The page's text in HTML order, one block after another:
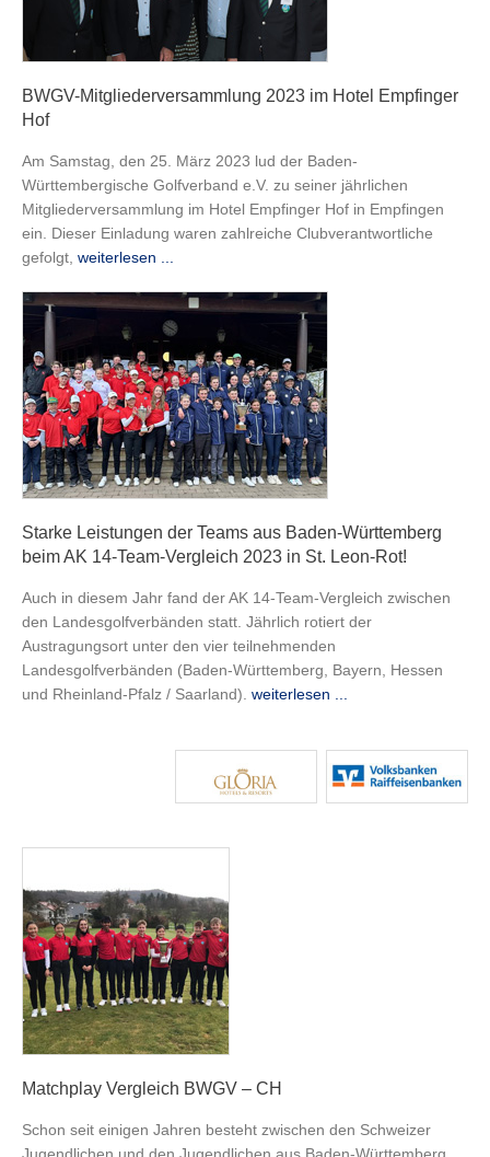
BWGV-Mitgliederversammlung 2023 im Hotel Empfinger
Hof
Am Samstag, den 25. März 2023 lud der Baden-
Württembergische Golfverband e.V. zu seiner jährlichen
Mitgliederversammlung im Hotel Empfinger Hof in Empfingen
ein. Dieser Einladung waren zahlreiche Clubverantwortliche
gefolgt, weiterlesen ...
Starke Leistungen der Teams aus Baden-Württemberg
beim AK 14-Team-Vergleich 2023 in St. Leon-Rot!
Auch in diesem Jahr fand der AK 14-Team-Vergleich zwischen
den Landesgolfverbänden statt. Jährlich rotiert der
Austragungsort unter den vier teilnehmenden
Landesgolfverbänden (Baden-Württemberg, Bayern, Hessen
und Rheinland-Pfalz / Saarland). weiterlesen ...
Matchplay Vergleich BWGV – CH
Schon seit einigen Jahren besteht zwischen den Schweizer